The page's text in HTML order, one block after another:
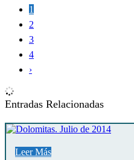
1
2
3
4
›
Entradas Relacionadas
Leer Más